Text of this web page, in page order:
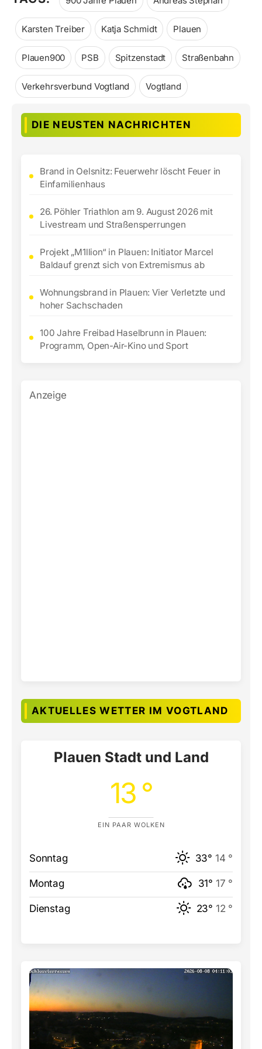
Karsten Treiber Katja Schmidt Plauen
Plauen900 PSB Spitzenstadt Straßenbahn
Verkehrsverbund Vogtland Vogtland
DIE NEUSTEN NACHRICHTEN
Brand in Oelsnitz: Feuerwehr löscht Feuer in
Einfamilienhaus
26. Pöhler Triathlon am 9. August 2026 mit
Livestream und Straßensperrungen
Projekt „M1llion“ in Plauen: Initiator Marcel
Baldauf grenzt sich von Extremismus ab
Wohnungsbrand in Plauen: Vier Verletzte und
hoher Sachschaden
100 Jahre Freibad Haselbrunn in Plauen:
Programm, Open-Air-Kino und Sport
Anzeige
AKTUELLES WETTER IM VOGTLAND
Plauen Stadt und Land
13 °
EIN PAAR WOLKEN
Sonntag 33° 14 °
Montag 31° 17 °
Dienstag 23° 12 °